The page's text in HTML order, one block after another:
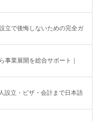
立で後悔しないための完全ガ
事業展開を総合サポート｜
設立・ビザ・会計まで日本語